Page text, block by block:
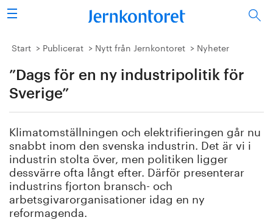
Sök
Stålindustrin
Vision 2050
Energi/miljö
Vi tycker
Publicerat
Start Publicerat Nytt från Jernkontoret Nyheter
”Dags för en ny industripolitik för
Sverige”
Klimatomställningen och elektrifieringen går nu
snabbt inom den svenska industrin. Det är vi i
industrin stolta över, men politiken ligger
dessvärre ofta långt efter. Därför presenterar
industrins fjorton bransch- och
arbetsgivarorganisationer idag en ny
reformagenda.